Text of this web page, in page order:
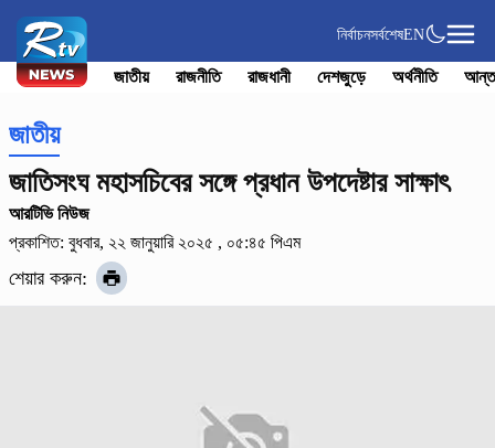
নির্বাচনসর্বশেষEN
জাতীয় রাজনীতি রাজধানী দেশজুড়ে অর্থনীতি
জাতীয়
জাতিসংঘ মহাসচিবের সঙ্গে প্রধান উপদেষ্টার সাক্ষাৎ
আরটিভি নিউজ
প্রকাশিত: বুধবার, ২২ জানুয়ারি ২০২৫ , ০৫:৪৫ পিএম
শেয়ার করুন: